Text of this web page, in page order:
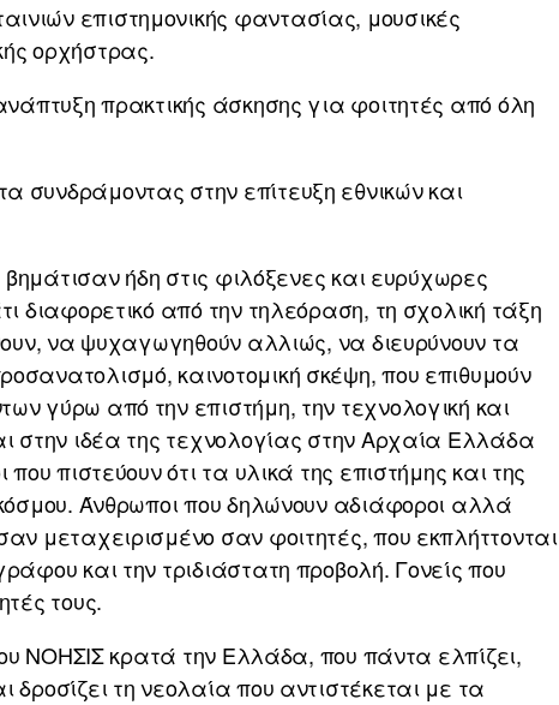
επιστημονικής φαντασίας, μουσικές
ορχήστρας.
πρακτικής άσκησης για φοιτητές από όλη
στην επίτευξη εθνικών και
ήδη στις φιλόξενες και ευρύχωρες
διαφορετικό από την τηλεόραση, τη σχολική τάξη
να ψυχαγωγηθούν αλλιώς, να διευρύνουν τα
καινοτομική σκέψη, που επιθυμούν
γύρω από την επιστήμη, την τεχνολογική και
στην ιδέα της τεχνολογίας στην Αρχαία Ελλάδα
πιστεύουν ότι τα υλικά της επιστήμης και της
Άνθρωποι που δηλώνουν αδιάφοροι αλλά
μεταχειρισμένο σαν φοιτητές, που εκπλήττονται
και την τριδιάστατη προβολή. Γονείς που
τους.
ΝΟΗΣΙΣ κρατά την Ελλάδα, που πάντα ελπίζει,
τη νεολαία που αντιστέκεται με τα